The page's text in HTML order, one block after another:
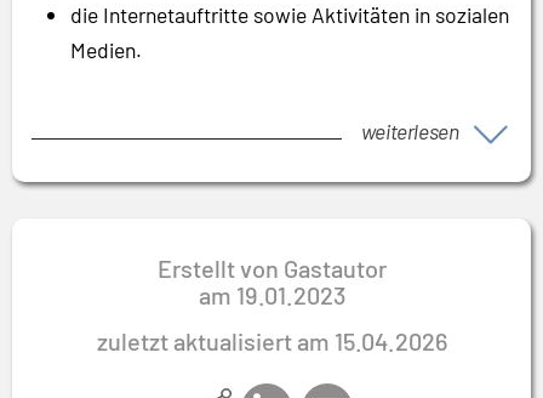
die Internetauftritte sowie Aktivitäten in sozialen
Medien.
weiterlesen
Erstellt von Gastautor
am 19.01.2023
zuletzt aktualisiert am 15.04.2026